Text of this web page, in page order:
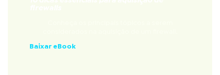
Baixar eBook